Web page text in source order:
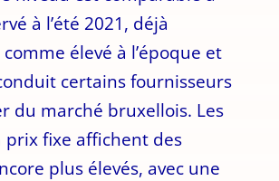
à l’été 2021, déjà
élevé à l’époque et
certains fournisseurs
du marché bruxellois. Les
prix fixe affichent des
plus élevés, avec une